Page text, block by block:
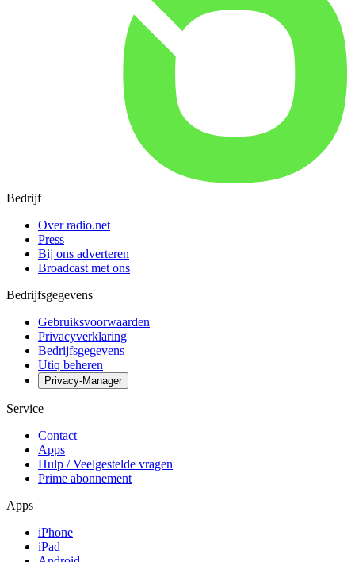
Bedrijf
Over radio.net
Press
Bij ons adverteren
Broadcast met ons
Bedrijfsgegevens
Gebruiksvoorwaarden
Privacyverklaring
Bedrijfsgegevens
Utiq beheren
Privacy-Manager
Service
Contact
Apps
Hulp / Veelgestelde vragen
Prime abonnement
Apps
iPhone
iPad